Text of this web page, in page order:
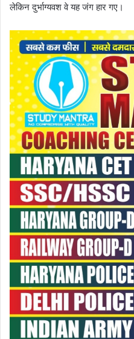
लेकिन दुर्भाग्यवश वे यह जंग हार गए।